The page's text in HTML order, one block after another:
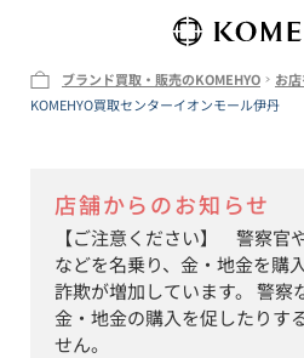
買取
ブランド買取・販売のKOMEHYO お
KOMEHYO買取センターイオンモール伊丹
店舗からのお知らせ
【ご注意ください】 警察官
などを名乗り、金・地金を購
詐欺が増加しています。 警察
金・地金の購入を促したりす
せん。